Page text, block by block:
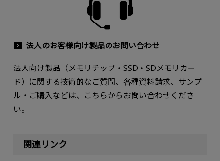
法人のお客様向け製品のお問い合わせ
法人向け製品（メモリチップ・SSD・SDメモリカー
ド）に関する技術的なご質問、各種資料請求、サンプ
ル・ご購入などは、こちらからお問い合わせくださ
い。
関連リンク